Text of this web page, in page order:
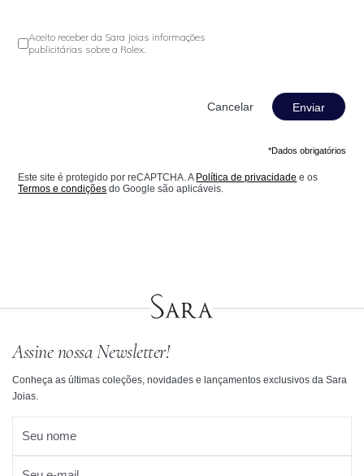
Aceito receber da Sara Joias informações
publicitárias sobre a Rolex.
Enviar
*Dados obrigatórios
Este site é protegido por reCAPTCHA. A Política de privacidade e os
Termos e condições do Google são aplicáveis.
Assine nossa Newsletter!
Conheça as últimas coleções, novidades e lançamentos exclusivos da Sara
Joias.
Seu nome